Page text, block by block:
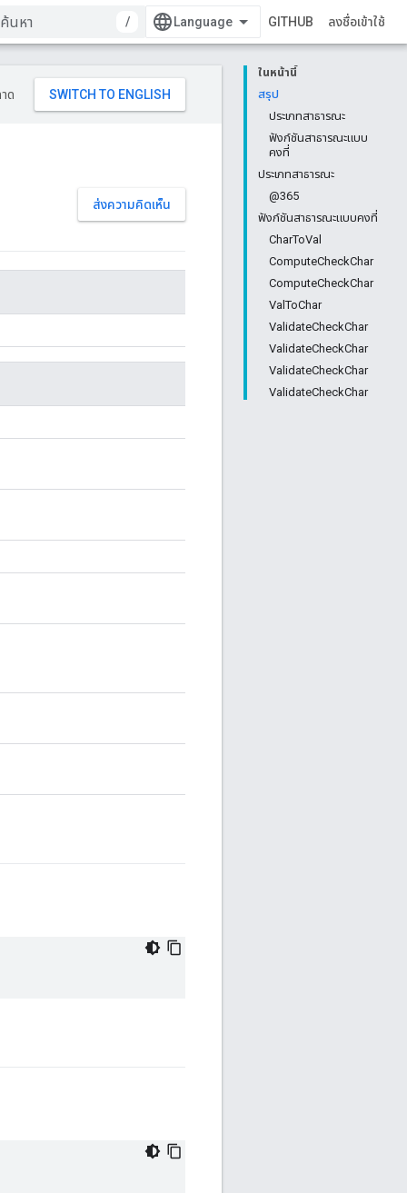
/ GITHUB ลงชื่อเข้าใช้
ในหน้านี้
สรุป
ประเภทสาธารณะ
ฟังก์ชันสาธารณะแบบ
คงที่
ประเภทสาธารณะ
@365
ฟังก์ชันสาธารณะแบบคงที่
CharToVal
ComputeCheckChar
ComputeCheckChar
ValToChar
ValidateCheckChar
ValidateCheckChar
ValidateCheckChar
ValidateCheckChar
ด
ส่งความคิดเห็น